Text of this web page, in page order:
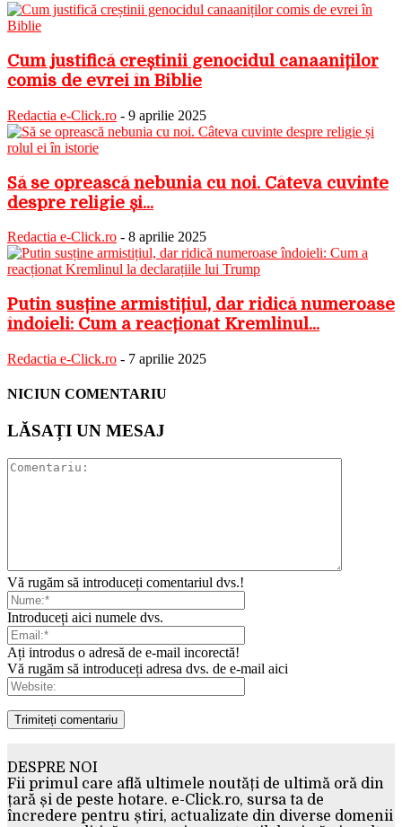
Cum justifică creștinii genocidul canaaniților
comis de evrei în Biblie
Redactia e-Click.ro - 9 aprilie 2025
Să se oprească nebunia cu noi. Câteva cuvinte
despre religie și...
Redactia e-Click.ro - 8 aprilie 2025
Putin susține armistițiul, dar ridică numeroase
îndoieli: Cum a reacționat Kremlinul...
Redactia e-Click.ro - 7 aprilie 2025
NICIUN COMENTARIU
LĂSAȚI UN MESAJ
Vă rugăm să introduceți comentariul dvs.!
Introduceți aici numele dvs.
Ați introdus o adresă de e-mail incorectă!
Vă rugăm să introduceți adresa dvs. de e-mail aici
DESPRE NOI
Fii primul care află ultimele noutăți de ultimă oră din
țară și de peste hotare. e-Click.ro, sursa ta de
încredere pentru știri, actualizate din diverse domenii